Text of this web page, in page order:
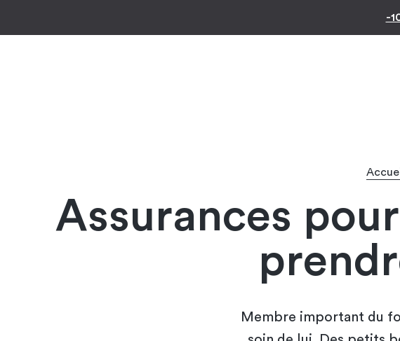
Assurances
Membre important du